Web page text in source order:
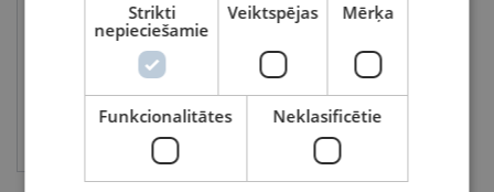
Pielietojums: pagaidu
Maks. lietotāju skaits: 2
Standarts: EN 795-B
Strikti
nepieciešamie
Veiktspējas Mērķa
Funkcionalitātes Neklasificētie